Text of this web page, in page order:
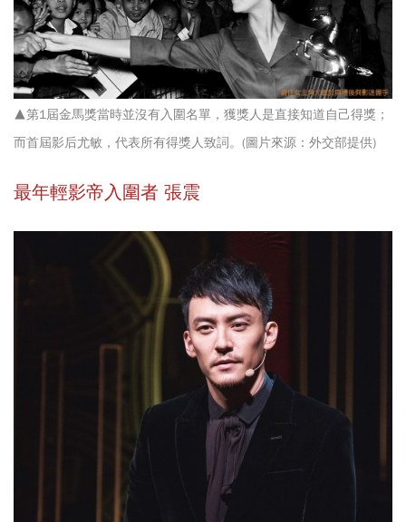
▲第1屆金馬獎當時並沒有入圍名單，獲獎人是直接知道自己得獎；
而首屆影后尤敏，代表所有得獎人致詞。(圖片來源：外交部提供)
最年輕影帝入圍者 張震